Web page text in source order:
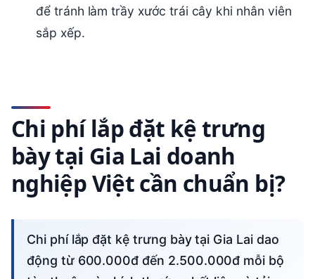
để tránh làm trầy xước trái cây khi nhân viên
sắp xếp.
Chi phí lắp đặt kệ trưng
bày tại Gia Lai doanh
nghiệp Việt cần chuẩn bị?
Chi phí lắp đặt kệ trưng bày tại Gia Lai dao
động từ 600.000đ đến 2.500.000đ mỗi bộ